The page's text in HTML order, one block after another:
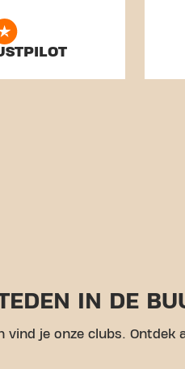
IN DE
vind je onze clubs. Ontdek